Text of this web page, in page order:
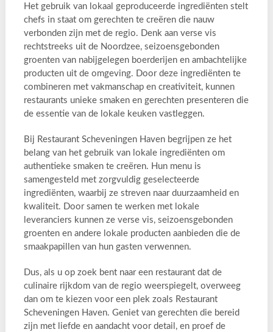
Het gebruik van lokaal geproduceerde ingrediënten stelt
chefs in staat om gerechten te creëren die nauw
verbonden zijn met de regio. Denk aan verse vis
rechtstreeks uit de Noordzee, seizoensgebonden
groenten van nabijgelegen boerderijen en ambachtelijke
producten uit de omgeving. Door deze ingrediënten te
combineren met vakmanschap en creativiteit, kunnen
restaurants unieke smaken en gerechten presenteren die
de essentie van de lokale keuken vastleggen.
Bij Restaurant Scheveningen Haven begrijpen ze het
belang van het gebruik van lokale ingrediënten om
authentieke smaken te creëren. Hun menu is
samengesteld met zorgvuldig geselecteerde
ingrediënten, waarbij ze streven naar duurzaamheid en
kwaliteit. Door samen te werken met lokale
leveranciers kunnen ze verse vis, seizoensgebonden
groenten en andere lokale producten aanbieden die de
smaakpapillen van hun gasten verwennen.
Dus, als u op zoek bent naar een restaurant dat de
culinaire rijkdom van de regio weerspiegelt, overweeg
dan om te kiezen voor een plek zoals Restaurant
Scheveningen Haven. Geniet van gerechten die bereid
zijn met liefde en aandacht voor detail, en proef de